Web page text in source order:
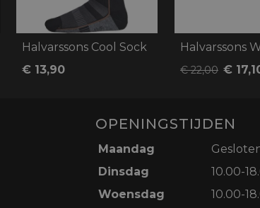
Halvarssons Cool Sock
€ 13,90
€ 22,00 €
OPENINGSTIJDEN
Maandag
Dinsdag
10.00-
Woensdag
10.00-